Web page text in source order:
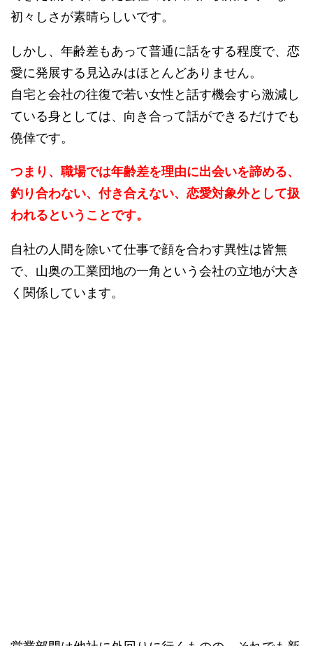
初々しさが素晴らしいです。
しかし、年齢差もあって普通に話をする程度で、恋
愛に発展する見込みはほとんどありません。
自宅と会社の往復で若い女性と話す機会すら激減し
ている身としては、向き合って話ができるだけでも
僥倖です。
つまり、職場では年齢差を理由に出会いを諦める、
釣り合わない、付き合えない、恋愛対象外として扱
われるということです。
自社の人間を除いて仕事で顔を合わす異性は皆無
で、山奥の工業団地の一角という会社の立地が大き
く関係しています。